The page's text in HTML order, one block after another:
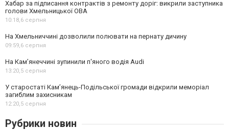
Хабар за підписання контрактів з ремонту доріг: викрили заступника
голови Хмельницької ОВА
10:18,6 серпня
На Хмельниччині дозволили полювати на пернату дичину
09:59,6 серпня
На Камʼянеччині зупинили п'яного водія Audi
13:20,5 серпня
У старостаті Кам’янець-Подільської громади відкрили меморіал
загиблим захисникам
12:20,5 серпня
Рубрики новин